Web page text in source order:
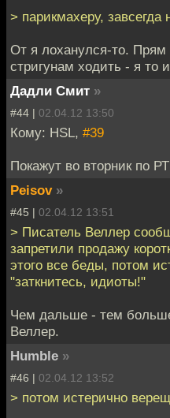
> парикмахеру, завсегда
От я лоханулся-то. Прям
стригунам ходить - я то
Дадли Смит »
#44 | 02.04.12 13:50
Кому: HSL, #39
Покажут во вторник по
Peisov »
#45 | 02.04.12 13:51
> Писатель Веллер
запретили продажу
этого все беды, потом
"заткнитесь, идиоты!"
Чем дальше - тем
Веллер.
Humble »
#46 | 02.04.12 13:52
> потом истерично